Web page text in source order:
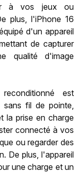
à vos jeux ou
plus, l'iPhone 16
d'un appareil
de capturer
qualité d'image
est
fil de pointe,
la prise en charge
connecté à vos
ou regarder des
De plus, l'appareil
une charge et un